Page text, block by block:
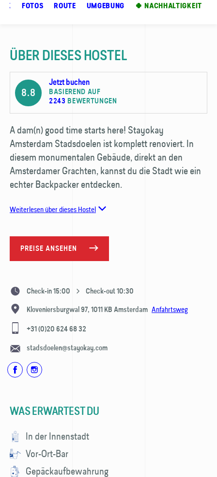
FOTOS ROUTE UMGEBUNG 🍀 NACHHALTIGKEIT
ÜBER DIESES HOSTEL
8.8
Jetzt buchen
BASIEREND AUF
2243 BEWERTUNGEN
A dam(n) good time starts here! Stayokay
Amsterdam Stadsdoelen ist komplett renoviert. In
diesem monumentalen Gebäude, direkt an den
Amsterdamer Grachten, kannst du die Stadt wie ein
echter Backpacker entdecken.
Weiterlesen über dieses Hostel
PREISE ANSEHEN
Check-in 15:00 Check-out 10:30
Kloveniersburgwal 97, 1011 KB Amsterdam Anfahrtsweg
+31 (0)20 624 68 32
stadsdoelen@stayokay.com
WAS ERWARTEST DU
In der Innenstadt
Vor-Ort-Bar
Gepäckaufbewahrung